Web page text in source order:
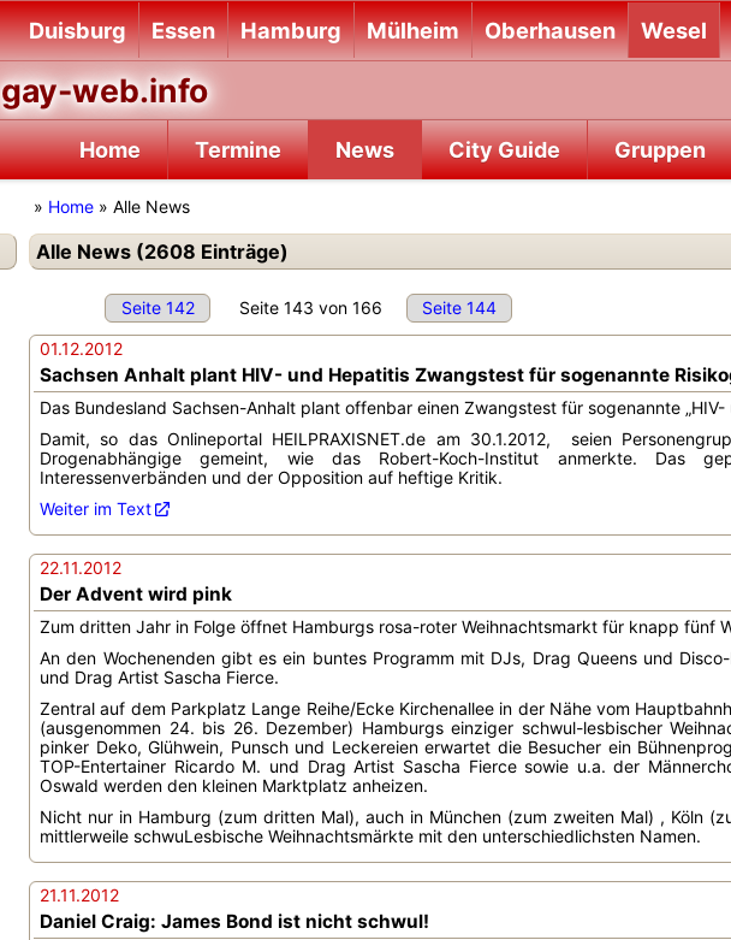
Duisburg Essen Hamburg Mülheim Oberhausen Wesel
gay-web.info
Home Termine News City Guide Gruppen
» Home » Alle News
Alle News (2608 Einträge)
Seite 142 Seite 143 von 166
Seite 144
01.12.2012
Sachsen Anhalt plant HIV- und Hepatitis Zwangstest für sogenannte
Das Bundesland Sachsen-Anhalt plant offenbar einen Zwangstest für sogenannte „HIV-
Damit, so das Onlineportal HEILPRAXISNET.de am 30.1.2012, seien
Drogenabhängige gemeint, wie das Robert-Koch-Institut anmerkte. Das
Interessenverbänden und der Opposition auf heftige Kritik.
Weiter im Text
22.11.2012
Der Advent wird pink
Zum dritten Jahr in Folge öffnet Hamburgs rosa-roter Weihnachtsmarkt für knapp fünf
An den Wochenenden gibt es ein buntes Programm mit DJs, Drag Queens und
und Drag Artist Sascha Fierce.
Zentral auf dem Parkplatz Lange Reihe/Ecke Kirchenallee in der Nähe vom
(ausgenommen 24. bis 26. Dezember) Hamburgs einziger schwul-lesbischer
pinker Deko, Glühwein, Punsch und Leckereien erwartet die Besucher ein
TOP-Entertainer Ricardo M. und Drag Artist Sascha Fierce sowie u.a. der
Oswald werden den kleinen Marktplatz anheizen.
Nicht nur in Hamburg (zum dritten Mal), auch in München (zum zweiten Mal) , Köln
mittlerweile schwuLesbische Weihnachtsmärkte mit den unterschiedlichsten Namen.
21.11.2012
Daniel Craig: James Bond ist nicht schwul!